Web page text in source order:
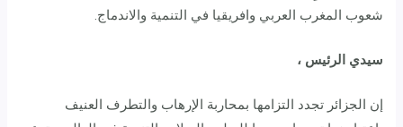
شعوب المغرب العربي وافريقيا في التنمية والاندماج.
سيدي الرئيس ،
إن الجزائر تجدد التزامها بمحاربة الإرهاب والتطرف العنيف